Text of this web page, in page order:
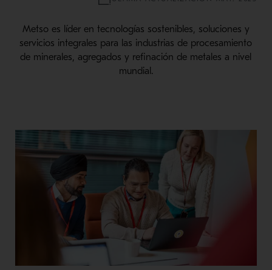
Metso es líder en tecnologías sostenibles, soluciones y
servicios integrales para las industrias de procesamiento
de minerales, agregados y refinación de metales a nivel
mundial.